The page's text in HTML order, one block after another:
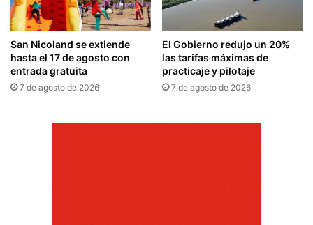
San Nicoland se extiende
hasta el 17 de agosto con
entrada gratuita
7 de agosto de 2026
El Gobierno redujo un 20%
las tarifas máximas de
practicaje y pilotaje
7 de agosto de 2026